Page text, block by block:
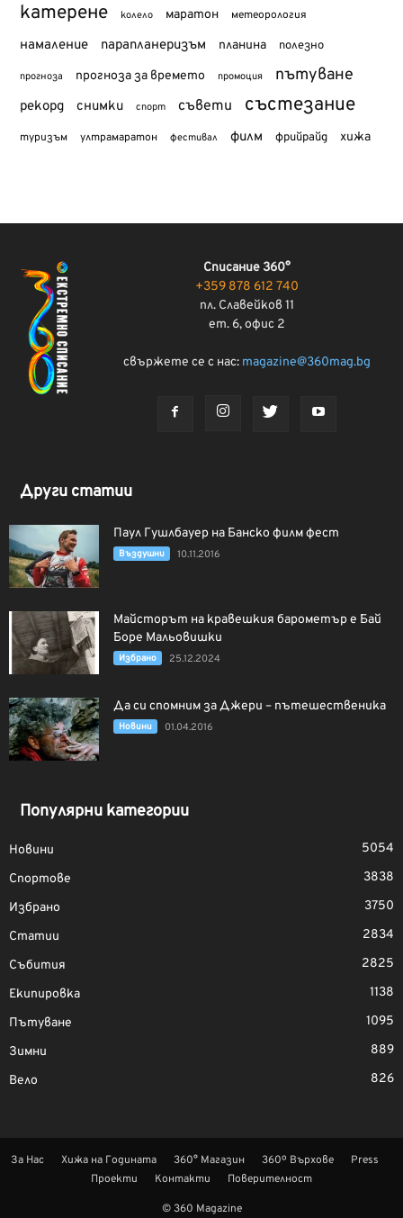
катерене колело маратон метеорология
намаление парапланеризъм планина полезно
прогноза прогноза за времето промоция пътуване
рекорд снимки спорт съвети състезание
туризъм ултрамаратон фестивал филм фрийрайд хижа
Списание 360°
+359 878 612 740
пл. Славейков 11
ет. 6, офис 2
свържете се с нас: magazine@360mag.bg
Други статии
Паул Гушлбауер на Банско филм фест
Въздушни 10.11.2016
Майсторът на кравешкия барометър е Бай
Боре Мальовишки
Избрано 25.12.2024
Да си спомним за Джери – пътешественика
Новини 01.04.2016
Популярни категории
Новини
5054
Спортове
3838
Избрано
3750
Статии
2834
Събития
2825
Екипировка
1138
Пътуване
1095
Зимни
889
Вело
826
За Нас Хижа на Годината 360° Магазин 360º Върхове
Press
Проекти
Контакти Поверителност
© 360 Magazine